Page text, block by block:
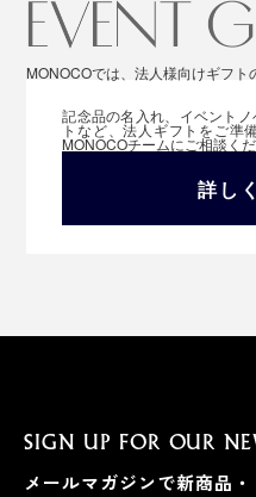
MONOCOでは、法人様向けギフト
記念品の名入れ、イベント
トなど、法人ギフトをご準
MONOCOチームにご相談く
詳し
SIGN UP FOR OUR
メールマガジンで新商品・